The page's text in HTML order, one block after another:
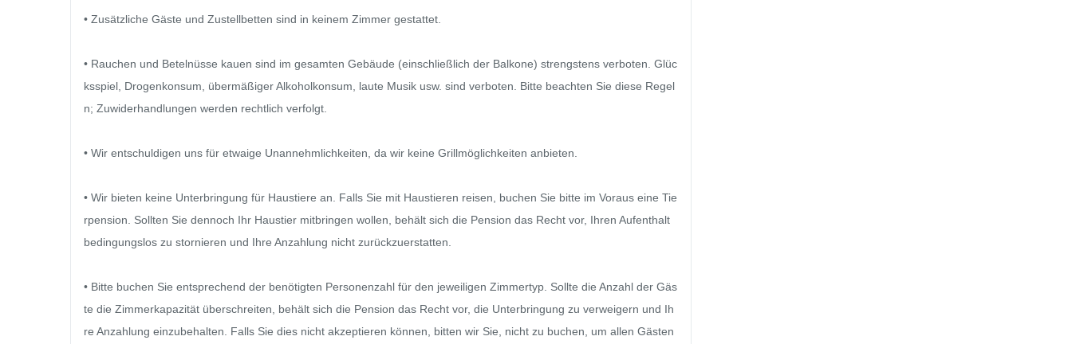
• Zusätzliche Gäste und Zustellbetten sind in keinem Zimmer gestattet.
• Rauchen und Betelnüsse kauen sind im gesamten Gebäude (einschließlich der Balkone) strengstens verboten. Glüc
ksspiel, Drogenkonsum, übermäßiger Alkoholkonsum, laute Musik usw. sind verboten. Bitte beachten Sie diese Regel
n; Zuwiderhandlungen werden rechtlich verfolgt.
• Wir entschuldigen uns für etwaige Unannehmlichkeiten, da wir keine Grillmöglichkeiten anbieten.
• Wir bieten keine Unterbringung für Haustiere an. Falls Sie mit Haustieren reisen, buchen Sie bitte im Voraus eine Tie
rpension. Sollten Sie dennoch Ihr Haustier mitbringen wollen, behält sich die Pension das Recht vor, Ihren Aufenthalt
bedingungslos zu stornieren und Ihre Anzahlung nicht zurückzuerstatten.
• Bitte buchen Sie entsprechend der benötigten Personenzahl für den jeweiligen Zimmertyp. Sollte die Anzahl der Gäs
te die Zimmerkapazität überschreiten, behält sich die Pension das Recht vor, die Unterbringung zu verweigern und Ih
re Anzahlung einzubehalten. Falls Sie dies nicht akzeptieren können, bitten wir Sie, nicht zu buchen, um allen Gästen